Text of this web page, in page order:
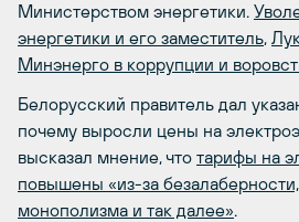
Министерством энергетики.
энергетики и его заместитель,
Минэнерго в коррупции и
Белорусский правитель дал
почему выросли цены на
высказал мнение, что тарифы на
повышены «из-за
монополизма и так далее».